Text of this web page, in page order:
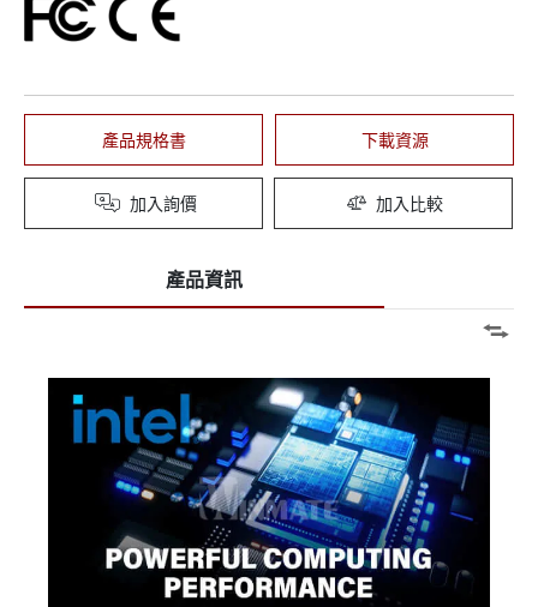
產品規格書 下載資源
加入詢價 加入比較
產品資訊